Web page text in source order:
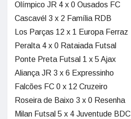
Olímpico JR 4 x 0 Ousados FC
Cascavél 3 x 2 Família RDB
Los Parças 12 x 1 Europa Ferraz
Peralta 4 x 0 Rataiada Futsal
Ponte Preta Futsal 1 x 5 Ajax
Aliança JR 3 x 6 Expressinho
Falcões FC 0 x 12 Cruzeiro
Roseira de Baixo 3 x 0 Resenha
Milan Futsal 5 x 4 Juventude BDC